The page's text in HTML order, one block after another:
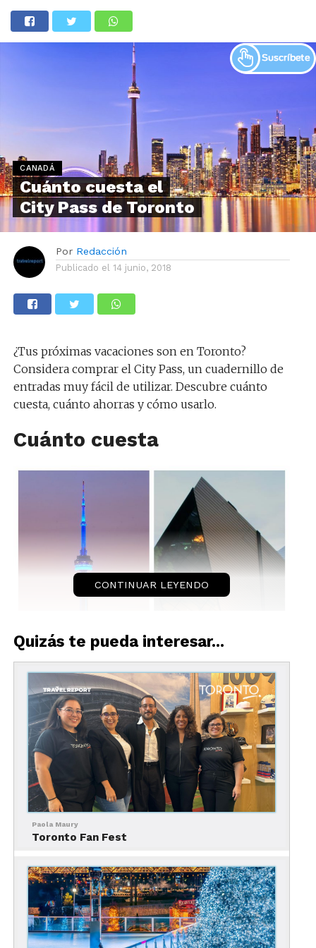
CANADÁ
Cuánto cuesta el
City Pass de Toronto
Por Redacción
Publicado el 14 junio, 2018
¿Tus próximas vacaciones son en Toronto?
Considera comprar el City Pass, un cuadernillo de
entradas muy fácil de utilizar. Descubre cuánto
cuesta, cuánto ahorras y cómo usarlo.
Cuánto cuesta
Es válido durante 9 días consecutivos a partir del
primer día de uso, así que no es necesario ir con
prisas, tendrás tiempo para disfrutar de Toronto a
tu ritmo.
Museo Real, El Acuario Ripley’s y el zoológico de
Toronto.
El pase para adultos cuesta 71.20 dólares, es decir,
alrededor de 1,500 pesos, mientras que el de niños
CONTINUAR LEYENDO
Quizás te pueda interesar...
Paola Maury
Toronto Fan Fest